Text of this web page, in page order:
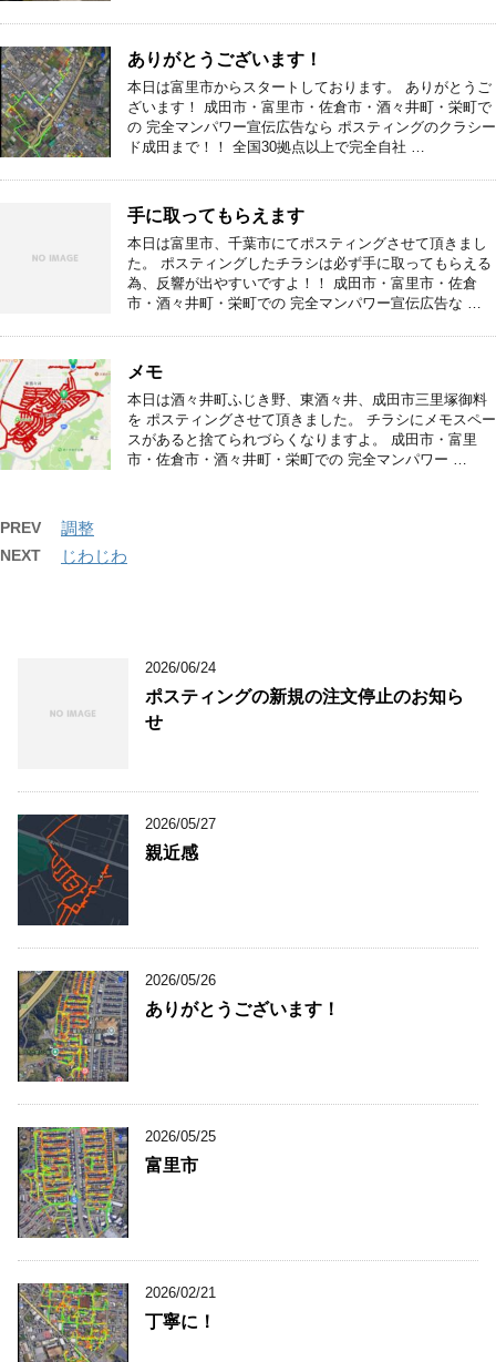
ありがとうございます！
本日は富里市からスタートしております。 ありがとうご
ざいます！ 成田市・富里市・佐倉市・酒々井町・栄町で
の 完全マンパワー宣伝広告なら ポスティングのクラシー
ド成田まで！！ 全国30拠点以上で完全自社 …
手に取ってもらえます
本日は富里市、千葉市にてポスティングさせて頂きまし
た。 ポスティングしたチラシは必ず手に取ってもらえる
為、反響が出やすいですよ！！ 成田市・富里市・佐倉
市・酒々井町・栄町での 完全マンパワー宣伝広告な …
メモ
本日は酒々井町ふじき野、東酒々井、成田市三里塚御料
を ポスティングさせて頂きました。 チラシにメモスペー
スがあると捨てられづらくなりますよ。 成田市・富里
市・佐倉市・酒々井町・栄町での 完全マンパワー …
PREV 調整
NEXT じわじわ
2026/06/24
ポスティングの新規の注文停止のお知ら
せ
2026/05/27
親近感
2026/05/26
ありがとうございます！
2026/05/25
富里市
2026/02/21
丁寧に！